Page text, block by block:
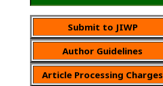
Submit to JIWP
Author Guidelines
Article Processing Charges